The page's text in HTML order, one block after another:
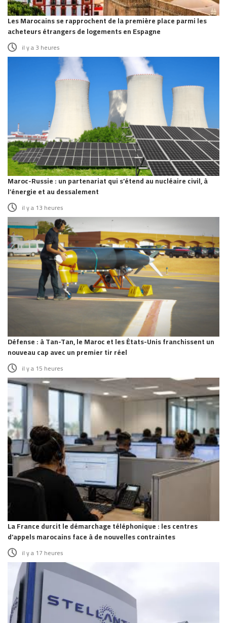
Les Marocains se rapprochent de la première place parmi les
acheteurs étrangers de logements en Espagne
il y a 3 heures
Maroc-Russie : un partenariat qui s’étend au nucléaire civil, à
l’énergie et au dessalement
il y a 13 heures
Défense : à Tan-Tan, le Maroc et les États-Unis franchissent un
nouveau cap avec un premier tir réel
il y a 15 heures
La France durcit le démarchage téléphonique : les centres
d’appels marocains face à de nouvelles contraintes
il y a 17 heures